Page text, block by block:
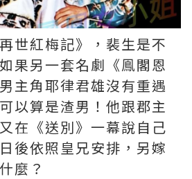
世紅梅記》，裴生是不
果另一套名劇《鳯閣恩
主角耶律君雄沒有重遇
以算是渣男！他跟郡主
在《送別》一幕說自己
後依照皇兄安排，另嫁
麼？